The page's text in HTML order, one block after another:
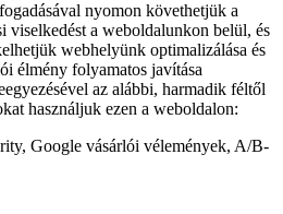
nyomon követhetjük a
viselkedést a weboldalunkon belül, és
webhelyünk optimalizálása és
élmény folyamatos javítása
az alábbi, harmadik féltől
használjuk ezen a weboldalon:
Google vásárlói vélemények, A/B-